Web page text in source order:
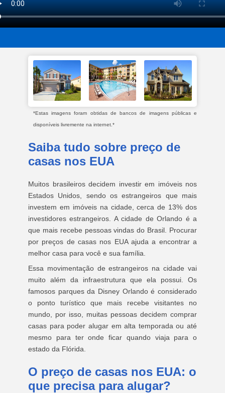
*Estas imagens foram obtidas de bancos de imagens públicas e
disponíveis livremente na internet.*
Saiba tudo sobre preço de
casas nos EUA
Muitos brasileiros decidem investir em imóveis nos
Estados Unidos, sendo os estrangeiros que mais
investem em imóveis na cidade, cerca de 13% dos
investidores estrangeiros. A cidade de Orlando é a
que mais recebe pessoas vindas do Brasil. Procurar
por preços de casas nos EUA ajuda a encontrar a
melhor casa para você e sua família.
Essa movimentação de estrangeiros na cidade vai
muito além da infraestrutura que ela possui. Os
famosos parques da Disney Orlando é considerado
o ponto turístico que mais recebe visitantes no
mundo, por isso, muitas pessoas decidem comprar
casas para poder alugar em alta temporada ou até
mesmo para ter onde ficar quando viaja para o
estado da Flórida.
O preço de casas nos EUA: o
que precisa para alugar?